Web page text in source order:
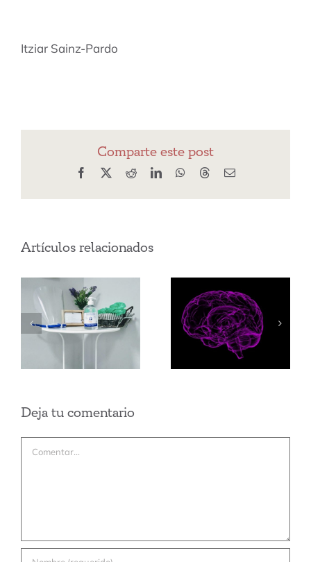
Itziar Sainz-Pardo
Comparte este post
Facebook RedditLinkedInWhatsApp
ThreadsCorreo
Artículos relacionados
Covid 19:
Medidas de
seguridad e
higiene.
Cerebro
adolescente
¿cómo
funciona?
David Bueno
Deja tu comentario
Comentar